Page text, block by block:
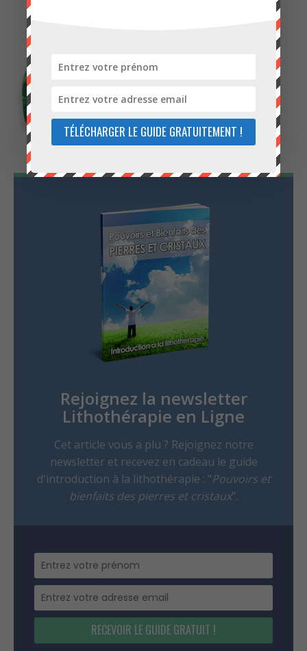
Rejoignez la newsletter
Lithothérapie en Ligne
Cet article vous a plu ? Rejoignez notre
newsletter et recevez en cadeau le guide
d'introduction à la lithothérapie : "Pouvoirs et
bienfaits des pierres et cristaux".
RECEVOIR LE GUIDE GRATUIT !
TÉLÉCHARGER LE GUIDE GRATUITEMENT !